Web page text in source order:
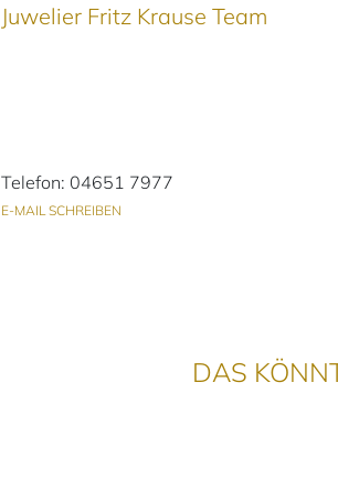
Juwelier Fritz Krause Team
Telefon: 04651 7977
E-MAIL SCHREIBEN
DAS